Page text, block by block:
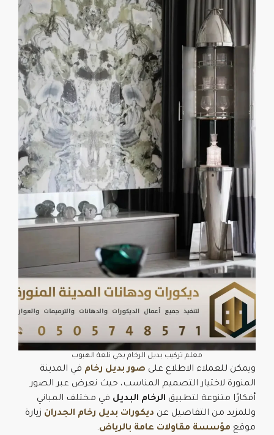
معلم تركيب بديل الرخام بحي نلعة الهبوب
ويمكن للعملاء الاطلاع على صور بديل رخام في المدينة
المنورة لاختيار التصميم المناسب، حيث نعرض عبر الصور
أفكارًا متنوعة لتطبيق الرخام البديل في مختلف المباني
وللمزيد من التفاصيل عن ديكورات بديل رخام الجدران زيارة
موقع مؤسسة مقاولات عامة بالرياض.